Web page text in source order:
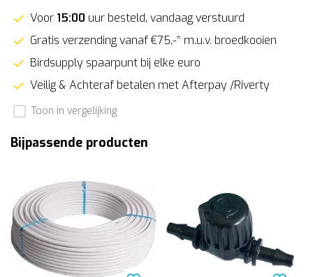
Voor 15:00 uur besteld, vandaag verstuurd
Gratis verzending vanaf €75,-* m.u.v. broedkooien
Birdsupply spaarpunt bij elke euro
Veilig & Achteraf betalen met Afterpay /Riverty
Toon in vergelijking
Bijpassende producten